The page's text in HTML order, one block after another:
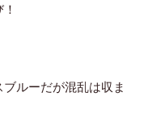
ルーだが混乱は収ま